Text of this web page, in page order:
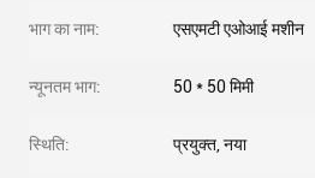
भाग का नाम: एसएमटी एओआई मशीन
न्यूनतम भाग: 50 * 50 मिमी
स्थिति: प्रयुक्त, नया